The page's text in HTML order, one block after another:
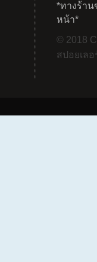
*ทางร้าน
หน้า*
© 2018
สปอยเล